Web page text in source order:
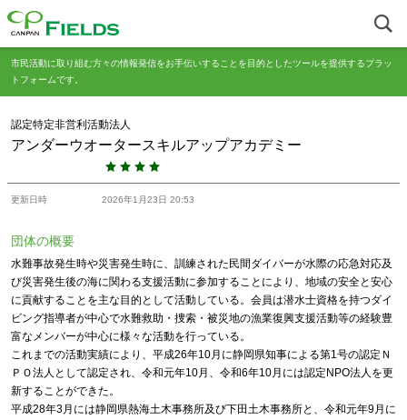
市民活動に取り組む方々の情報発信をお手伝いすることを目的としたツールを提供するプラッ
トフォームです。
認定特定非営利活動法人
アンダーウオータースキルアップアカデミー
更新日時 2026年1月23日 20:53
団体の概要
水難事故発生時や災害発生時に、訓練された民間ダイバーが水際の応急対応及
び災害発生後の海に関わる支援活動に参加することにより、地域の安全と安心
に貢献することを主な目的として活動している。会員は潜水士資格を持つダイ
ビング指導者が中心で水難救助・捜索・被災地の漁業復興支援活動等の経験豊
富なメンバーが中心に様々な活動を行っている。
これまでの活動実績により、平成26年10月に静岡県知事による第1号の認定Ｎ
ＰＯ法人として認定され、令和元年10月、令和6年10月には認定NPO法人を更
新することができた。
平成28年3月には静岡県熱海土木事務所及び下田土木事務所と、令和元年9月に